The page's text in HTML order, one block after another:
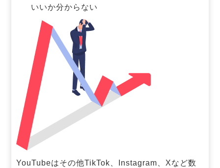
いいか分からない
YouTubeはその他TikTok、Instagram、Xなど数